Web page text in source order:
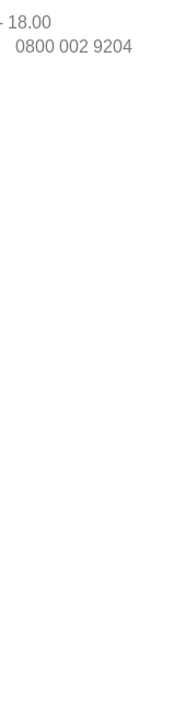
18.00
0800 002 9204